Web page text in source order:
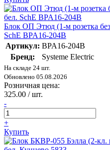
Блок ОП Этюд (1-м розетка
SchE BPA16-204B
Артикул: BPA16-204B
Бренд:
Systeme Electric
На складе 24 шт.
Обновлено 05.08.2026
Розничная цена:
325.00 / шт.
-
+
Купить